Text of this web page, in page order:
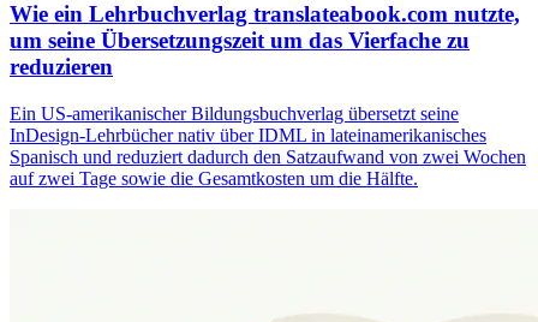
Wie ein Lehrbuchverlag translateabook.com nutzte,
um seine Übersetzungszeit um das Vierfache zu
reduzieren
Ein US-amerikanischer Bildungsbuchverlag übersetzt seine
InDesign-Lehrbücher nativ über IDML in lateinamerikanisches
Spanisch und reduziert dadurch den Satzaufwand von zwei Wochen
auf zwei Tage sowie die Gesamtkosten um die Hälfte.